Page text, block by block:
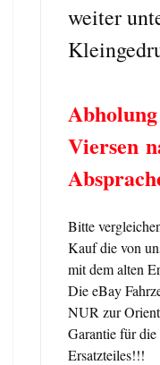
weiter
Viersen
Bitte
Kauf die von
mit dem alten
Die eBay
NUR zur
Garantie für
Ersatzteiles!!!